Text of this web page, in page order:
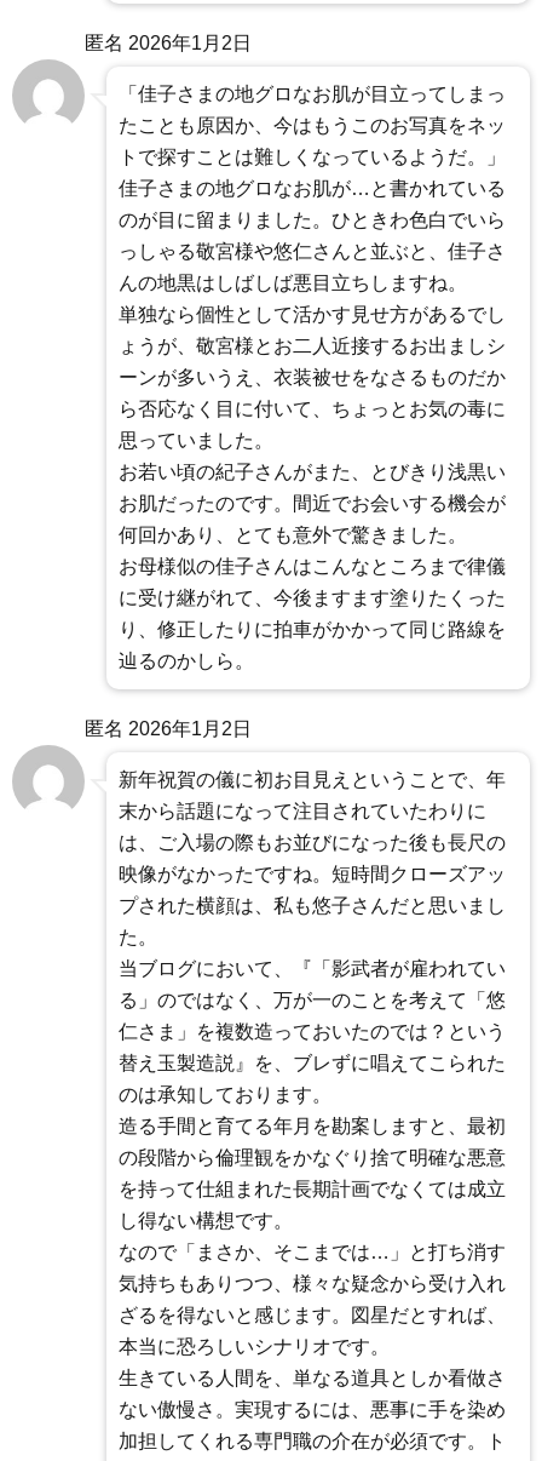
匿名 2026年1月2日
「佳子さまの地グロなお肌が目立ってしまっ
たことも原因か、今はもうこのお写真をネッ
トで探すことは難しくなっているようだ。」
佳子さまの地グロなお肌が…と書かれている
のが目に留まりました。ひときわ色白でいら
っしゃる敬宮様や悠仁さんと並ぶと、佳子さ
んの地黒はしばしば悪目立ちしますね。
単独なら個性として活かす見せ方があるでし
ょうが、敬宮様とお二人近接するお出ましシ
ーンが多いうえ、衣装被せをなさるものだか
ら否応なく目に付いて、ちょっとお気の毒に
思っていました。
お若い頃の紀子さんがまた、とびきり浅黒い
お肌だったのです。間近でお会いする機会が
何回かあり、とても意外で驚きました。
お母様似の佳子さんはこんなところまで律儀
に受け継がれて、今後ますます塗りたくった
り、修正したりに拍車がかかって同じ路線を
辿るのかしら。
匿名 2026年1月2日
新年祝賀の儀に初お目見えということで、年
末から話題になって注目されていたわりに
は、ご入場の際もお並びになった後も長尺の
映像がなかったですね。短時間クローズアッ
プされた横顔は、私も悠子さんだと思いまし
た。
当ブログにおいて、『「影武者が雇われてい
る」のではなく、万が一のことを考えて「悠
仁さま」を複数造っておいたのでは？という
替え玉製造説』を、ブレずに唱えてこられた
のは承知しております。
造る手間と育てる年月を勘案しますと、最初
の段階から倫理観をかなぐり捨て明確な悪意
を持って仕組まれた長期計画でなくては成立
し得ない構想です。
なので「まさか、そこまでは…」と打ち消す
気持ちもありつつ、様々な疑念から受け入れ
ざるを得ないと感じます。図星だとすれば、
本当に恐ろしいシナリオです。
生きている人間を、単なる道具としか看做さ
ない傲慢さ。実現するには、悪事に手を染め
加担してくれる専門職の介在が必須です。ト